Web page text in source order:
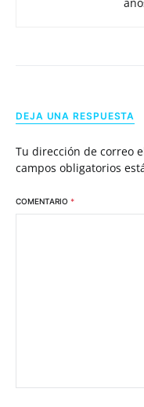
DEJA UNA RESPUESTA
Tu dirección de correo
campos obligatorios
COMENTARIO *